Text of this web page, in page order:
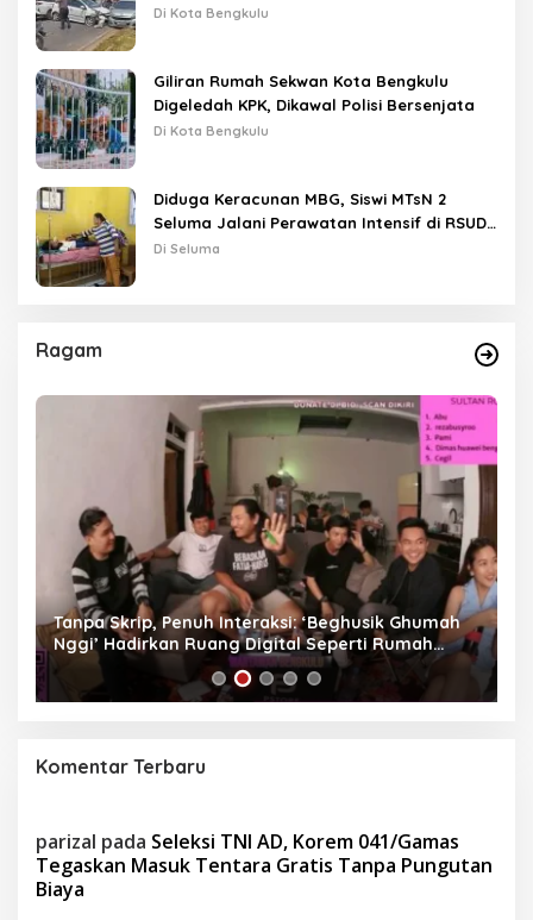
Lampu Merah
Di Kota Bengkulu
Giliran Rumah Sekwan Kota Bengkulu
Digeledah KPK, Dikawal Polisi Bersenjata
Di Kota Bengkulu
Diduga Keracunan MBG, Siswi MTsN 2
Seluma Jalani Perawatan Intensif di RSUD
Tais
Di Seluma
Ragam
Tanpa Skrip, Penuh Interaksi: ‘Beghusik Ghumah
Nggi’ Hadirkan Ruang Digital Seperti Rumah
Sendiri
Komentar Terbaru
parizal pada Seleksi TNI AD, Korem 041/Gamas
Tegaskan Masuk Tentara Gratis Tanpa Pungutan
Biaya